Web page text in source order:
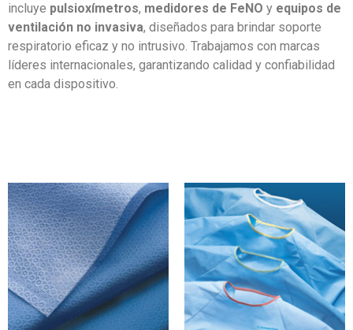
incluye pulsioxímetros, medidores de FeNO y equipos de
ventilación no invasiva, diseñados para brindar soporte
respiratorio eficaz y no intrusivo. Trabajamos con marcas
líderes internacionales, garantizando calidad y confiabilidad
en cada dispositivo.